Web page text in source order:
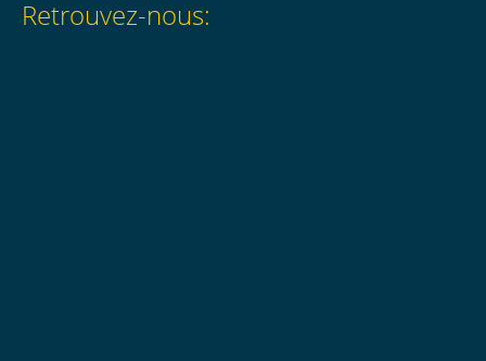
Retrouvez-nous: